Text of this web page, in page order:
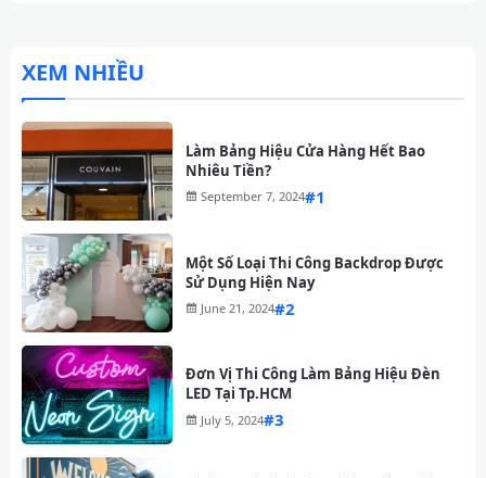
XEM NHIỀU
Làm Bảng Hiệu Cửa Hàng Hết Bao
Nhiêu Tiền?
September 7, 2024#
Một Số Loại Thi Công Backdrop Được
Sử Dụng Hiện Nay
June 21, 2024#
Đơn Vị Thi Công Làm Bảng Hiệu Đèn
LED Tại Tp.HCM
July 5, 2024#